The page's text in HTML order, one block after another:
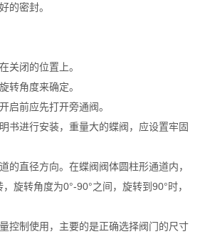
的密封。
关闭的位置上。
转角度来确定。
启前应先打开旁通阀。
书进行安装，重量大的蝶阀，应设置牢固
的直径方向。在蝶阀阀体圆柱形通道内，
旋转角度为0°-90°之间，旋转到90°时，
控制使用，主要的是正确选择阀门的尺寸